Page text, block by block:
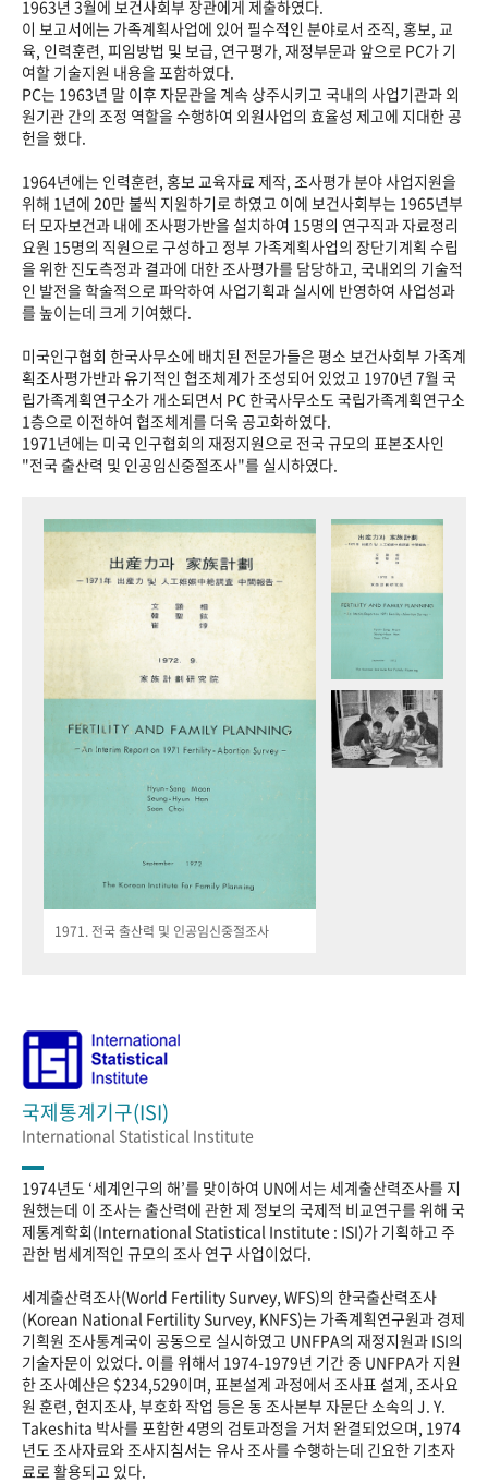
1963년 3월에 보건사회부 장관에게 제출하였다.
이 보고서에는 가족계획사업에 있어 필수적인 분야로서 조직, 홍보, 교
육, 인력훈련, 피임방법 및 보급, 연구평가, 재정부문과 앞으로 PC가 기
여할 기술지원 내용을 포함하였다.
PC는 1963년 말 이후 자문관을 계속 상주시키고 국내의 사업기관과 외
원기관 간의 조정 역할을 수행하여 외원사업의 효율성 제고에 지대한 공
헌을 했다.
1964년에는 인력훈련, 홍보 교육자료 제작, 조사평가 분야 사업지원을
위해 1년에 20만 불씩 지원하기로 하였고 이에 보건사회부는 1965년부
터 모자보건과 내에 조사평가반을 설치하여 15명의 연구직과 자료정리
요원 15명의 직원으로 구성하고 정부 가족계획사업의 장단기계획 수립
을 위한 진도측정과 결과에 대한 조사평가를 담당하고, 국내외의 기술적
인 발전을 학술적으로 파악하여 사업기획과 실시에 반영하여 사업성과
를 높이는데 크게 기여했다.
미국인구협회 한국사무소에 배치된 전문가들은 평소 보건사회부 가족계
획조사평가반과 유기적인 협조체계가 조성되어 있었고 1970년 7월 국
립가족계획연구소가 개소되면서 PC 한국사무소도 국립가족계획연구소
1층으로 이전하여 협조체계를 더욱 공고화하였다.
1971년에는 미국 인구협회의 재정지원으로 전국 규모의 표본조사인
"전국 출산력 및 인공임신중절조사"를 실시하였다.
1971. 전국 출산력 및 인공임신중절조사
국제통계기구(ISI)
International Statistical Institute
1974년도 ‘세계인구의 해’를 맞이하여 UN에서는 세계출산력조사를 지
원했는데 이 조사는 출산력에 관한 제 정보의 국제적 비교연구를 위해 국
제통계학회(International Statistical Institute : ISI)가 기획하고 주
관한 범세계적인 규모의 조사 연구 사업이었다.
세계출산력조사(World Fertility Survey, WFS)의 한국출산력조사
(Korean National Fertility Survey, KNFS)는 가족계획연구원과 경제
기획원 조사통계국이 공동으로 실시하였고 UNFPA의 재정지원과 ISI의
기술자문이 있었다. 이를 위해서 1974-1979년 기간 중 UNFPA가 지원
한 조사예산은 $234,529이며, 표본설계 과정에서 조사표 설계, 조사요
원 훈련, 현지조사, 부호화 작업 등은 동 조사본부 자문단 소속의 J. Y.
Takeshita 박사를 포함한 4명의 검토과정을 거처 완결되었으며, 1974
년도 조사자료와 조사지침서는 유사 조사를 수행하는데 긴요한 기초자
료로 활용되고 있다.